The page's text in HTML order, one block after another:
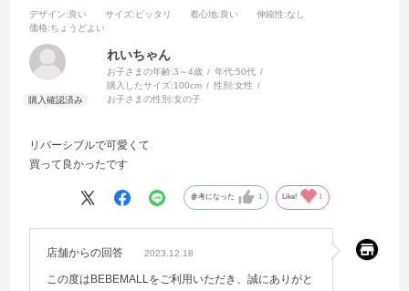
デザイン:良い サイズ:ピッタリ 着心地:良い 伸縮性:なし
価格:ちょうどよい
れいちゃん
お子さまの年齢:3～4歳 年代:50代
購入したサイズ:100cm 性別:女性
お子さまの性別:女の子
リバーシブルで可愛くて
買って良かったです
参考になった 1 Like! 1
店舗からの回答 2023.12.18
この度はBEBEMALLをご利用いただき、誠にありがと